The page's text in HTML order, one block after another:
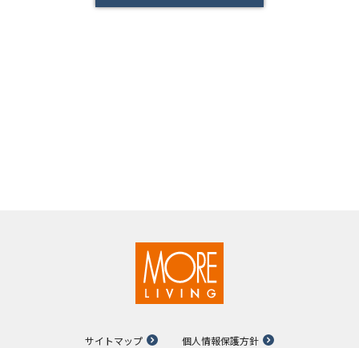
サイトマップ 個人情報保護方針